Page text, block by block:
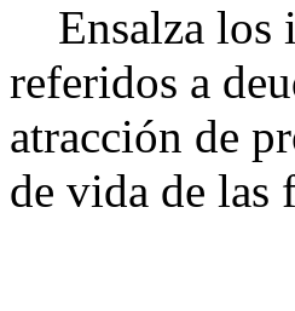
Ensalza los
referidos a
atracción de
de vida de las